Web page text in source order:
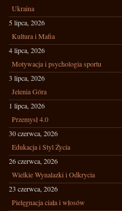
Ukraina
5 lipca, 2026
Kultura i Mafia
4 lipca, 2026
Motywacja i psychologia sportu
3 lipca, 2026
Jelenia Góra
1 lipca, 2026
Przemysł 4.0
30 czerwca, 2026
Edukacja i Styl Życia
26 czerwca, 2026
Wielkie Wynalazki i Odkrycia
23 czerwca, 2026
Pielęgnacja ciała i włosów